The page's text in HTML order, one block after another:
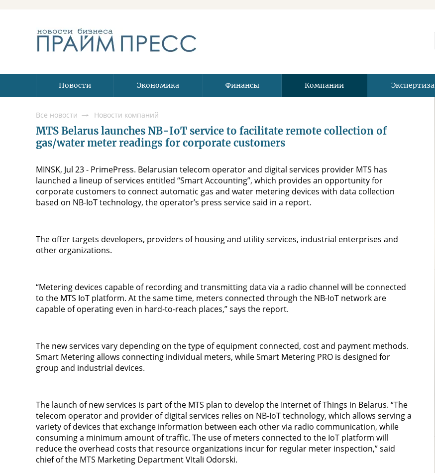
Новости Экономика Финансы Компании Экспертиза
Все новости Новости компаний
MTS Belarus launches NB-IoT service to facilitate remote collection of
gas/water meter readings for corporate customers
MINSK, Jul 23 - PrimePress. Belarusian telecom operator and digital services provider MTS has
launched a lineup of services entitled “Smart Accounting”, which provides an opportunity for
corporate customers to connect automatic gas and water metering devices with data collection
based on NB-IoT technology, the operator’s press service said in a report.
The offer targets developers, providers of housing and utility services, industrial enterprises and
other organizations.
“Metering devices capable of recording and transmitting data via a radio channel will be connected
to the MTS IoT platform. At the same time, meters connected through the NB-IoT network are
capable of operating even in hard-to-reach places,” says the report.
The new services vary depending on the type of equipment connected, cost and payment methods.
Smart Metering allows connecting individual meters, while Smart Metering PRO is designed for
group and industrial devices.
The launch of new services is part of the MTS plan to develop the Internet of Things in Belarus. “The
telecom operator and provider of digital services relies on NB-IoT technology, which allows serving a
variety of devices that exchange information between each other via radio communication, while
consuming a minimum amount of traffic. The use of meters connected to the IoT platform will
reduce the overhead costs that resource organizations incur for regular meter inspection,” said
chief of the MTS Marketing Department VItali Odorski.